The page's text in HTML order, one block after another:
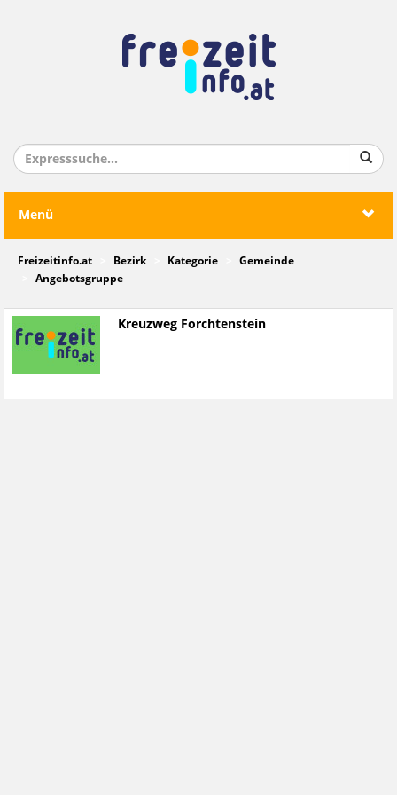
Menü
Freizeitinfo.at Bezirk Kategorie
Gemeinde
Angebotsgruppe
Kreuzweg Forchtenstein